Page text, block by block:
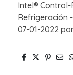
Intel® Control-
Refrigeración
07-01-2022